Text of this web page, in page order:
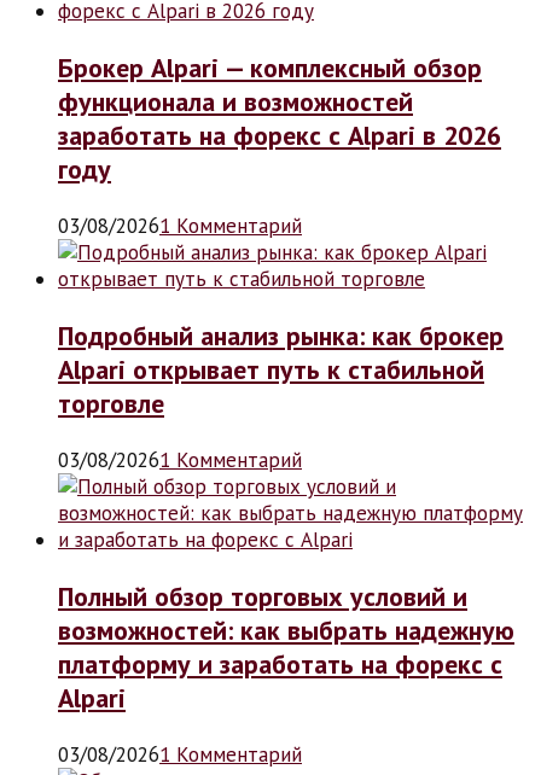
Брокер Alpari — комплексный обзор
функционала и возможностей
заработать на форекс с Alpari в 2026
году
03/08/20261 Комментарий
Подробный анализ рынка: как брокер
Alpari открывает путь к стабильной
торговле
03/08/20261 Комментарий
Полный обзор торговых условий и
возможностей: как выбрать надежную
платформу и заработать на форекс с
Alpari
03/08/20261 Комментарий